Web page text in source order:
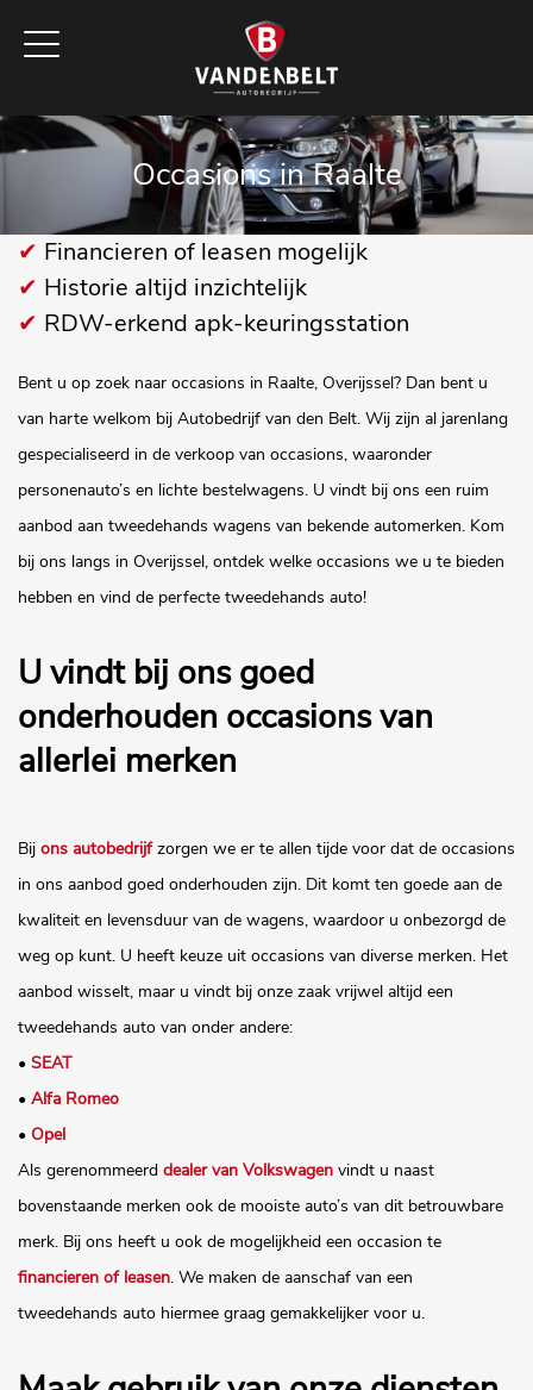
Occasions in Raalte
✔ Financieren of leasen mogelijk
✔ Historie altijd inzichtelijk
✔ RDW-erkend apk-keuringsstation
Bent u op zoek naar occasions in Raalte, Overijssel? Dan bent u
van harte welkom bij Autobedrijf van den Belt. Wij zijn al jarenlang
gespecialiseerd in de verkoop van occasions, waaronder
personenauto’s en lichte bestelwagens. U vindt bij ons een ruim
aanbod aan tweedehands wagens van bekende automerken. Kom
bij ons langs in Overijssel, ontdek welke occasions we u te bieden
hebben en vind de perfecte tweedehands auto!
U vindt bij ons goed
onderhouden occasions van
allerlei merken
Bij ons autobedrijfzorgen we er te allen tijde voor dat de occasions
in ons aanbod goed onderhouden zijn. Dit komt ten goede aan de
kwaliteit en levensduur van de wagens, waardoor u onbezorgd de
weg op kunt. U heeft keuze uit occasions van diverse merken. Het
aanbod wisselt, maar u vindt bij onze zaak vrijwel altijd een
tweedehands auto van onder andere:
• SEAT
• Alfa Romeo
• Opel
Als gerenommeerd dealer van Volkswagen vindt u naast
bovenstaande merken ook de mooiste auto’s van dit betrouwbare
merk. Bij ons heeft u ook de mogelijkheid een occasion te
financieren of leasen. We maken de aanschaf van een
tweedehands auto hiermee graag gemakkelijker voor u.